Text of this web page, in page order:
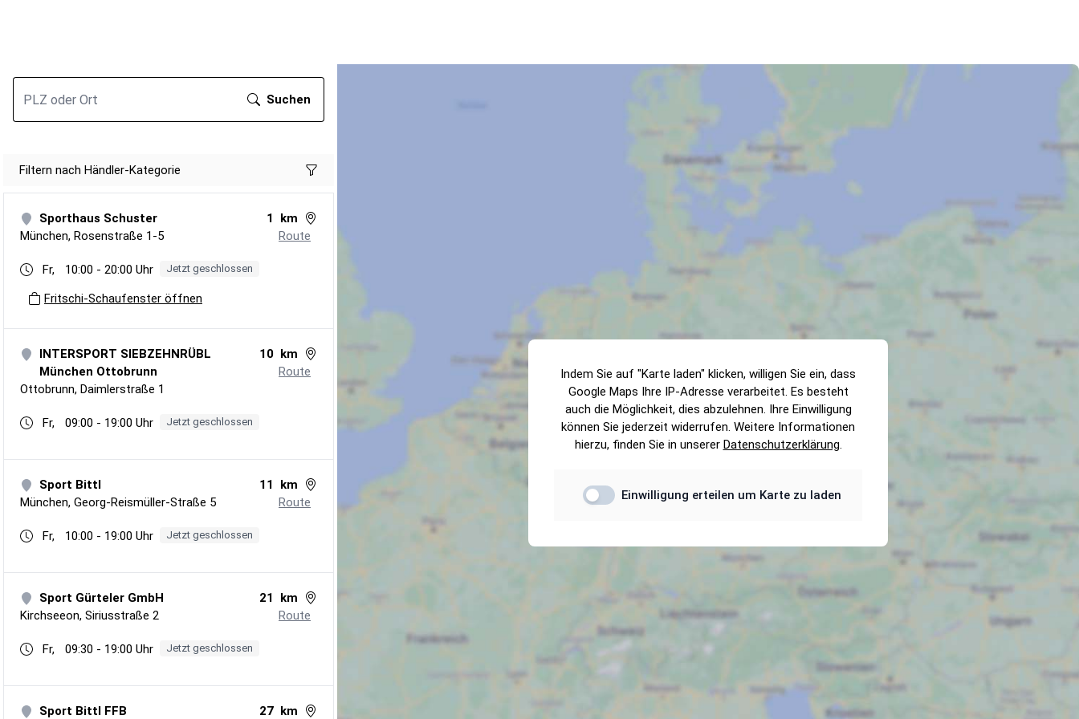
outtra-base.shop_map_heading
Suchen
Filtern nach Händler-Kategorie
Sporthaus Schuster
München, Rosenstraße 1-5
1
km
Route
Fr, 10:00 - 20:00 Uhr Jetzt geschlossen
Fritschi-Schaufenster öffnen
INTERSPORT SIEBZEHNRÜBL
München Ottobrunn
Ottobrunn, Daimlerstraße 1
10 km
Route
Fr, 09:00 - 19:00 Uhr Jetzt geschlossen
Sport Bittl
München, Georg-Reismüller-Straße 5
11
km
Route
Fr, 10:00 - 19:00 Uhr Jetzt geschlossen
Sport Gürteler GmbH
Kirchseeon, Siriusstraße 2
21
km
Route
Fr, 09:30 - 19:00 Uhr Jetzt geschlossen
Sport Bittl FFB 27 km
Indem Sie auf "Karte laden" klicken, willigen Sie ein, dass
Google Maps Ihre IP-Adresse verarbeitet. Es besteht
auch die Möglichkeit, dies abzulehnen. Ihre Einwilligung
können Sie jederzeit widerrufen. Weitere Informationen
hierzu, finden Sie in unserer Datenschutzerklärung.
Einwilligung erteilen um Karte zu laden